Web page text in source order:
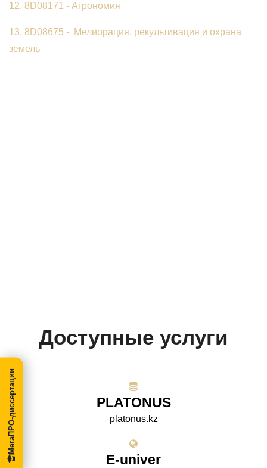
12. 8D08171 - Агрономия
13. 8D08675 - Мелиорация, рекультивация и охрана
земель
Доступные услуги
PLATONUS
platonus.kz
E-univer
МегаПРО-диссертации